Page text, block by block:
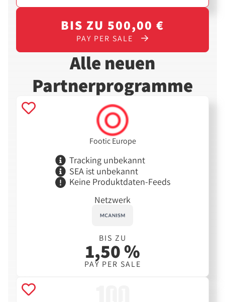
BIS ZU 500,00 €
PAY PER SALE
Alle neuen
Partnerprogramme
Footic Europe
Tracking unbekannt
SEA ist unbekannt
Keine Produktdaten-Feeds
Netzwerk
BIS ZU
1,50 %
PAY PER SALE